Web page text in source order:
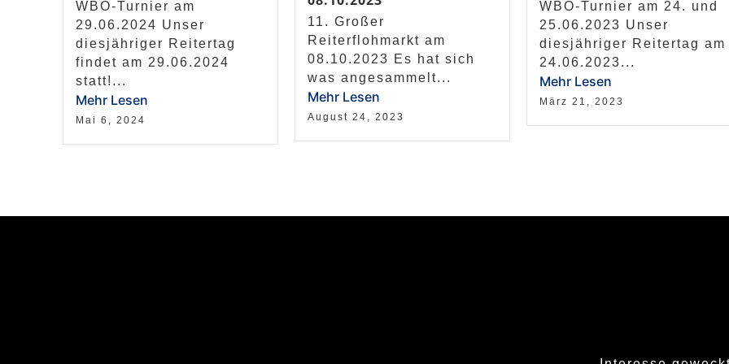
WBO-Turnier am
29.06.2024 Unser
diesjähriger Reitertag
findet am 29.06.2024
statt!...
Mehr Lesen
Mai 6, 2024
11. Großer
Reiterflohmarkt am
08.10.2023 Es hat sich
was angesammelt...
Mehr Lesen
August 24, 2023
WBO-Turnier am 24. und
25.06.2023 Unser
diesjähriger Reitertag am
24.06.2023...
Mehr Lesen
März 21, 2023